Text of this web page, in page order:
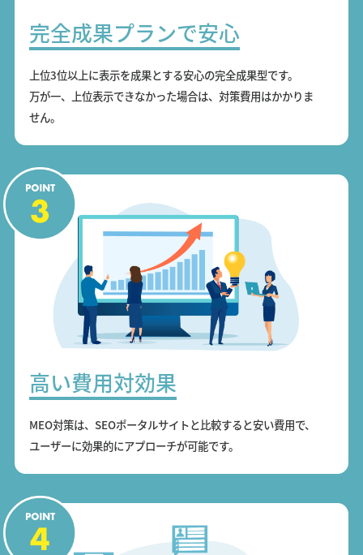
完全成果プランで安心
上位3位以上に表示を成果とする安心の完全成果型です。
万が一、上位表示できなかった場合は、対策費用はかかりま
せん。
高い費用対効果
MEO対策は、SEOポータルサイトと比較すると安い費用で、
ユーザーに効果的にアプローチが可能です。